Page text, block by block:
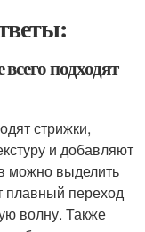
подходят
стрижки,
и добавляют
можно выделить
плавный переход
волну. Также